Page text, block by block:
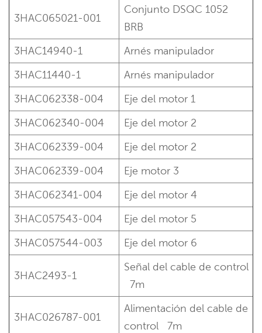
3HAC065021-001
Conjunto DSQC 1052
BRB
3HAC14940-1
Arnés manipulador
3HAC11440-1
Arnés manipulador
3HAC062338-004
Eje del motor 1
3HAC062340-004
Eje del motor 2
3HAC062339-004
Eje del motor 2
3HAC062339-004
Eje motor 3
3HAC062341-004
Eje del motor 4
3HAC057543-004
Eje del motor 5
3HAC057544-003
Eje del motor 6
3HAC2493-1
Señal del cable de control
7m
3HAC026787-001
Alimentación del cable de
control
7m